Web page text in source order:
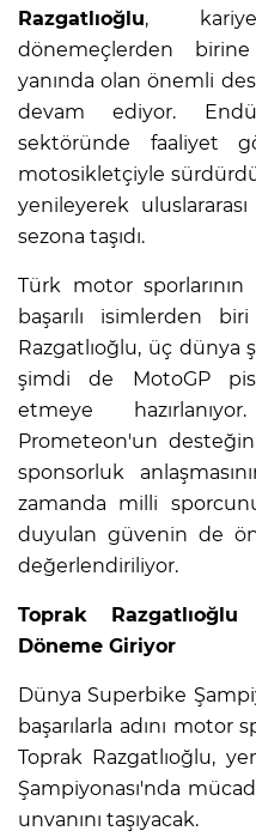
Razgatlıoğlu,
dönemeçlerden
yanında olan önemli
devam ediyor.
sektöründe faaliyet
motosikletçiyle
yenileyerek
sezona taşıdı.
Türk motor
başarılı isimlerden
Razgatlıoğlu, üç dünya
şimdi de MotoGP
etmeye
Prometeon'un
sponsorluk
zamanda milli
duyulan güvenin de
değerlendiriliyor.
Toprak
Döneme Giriyor
Dünya Superbike
başarılarla adını motor
Toprak Razgatlıoğlu,
Şampiyonası'nda
unvanını taşıyacak.